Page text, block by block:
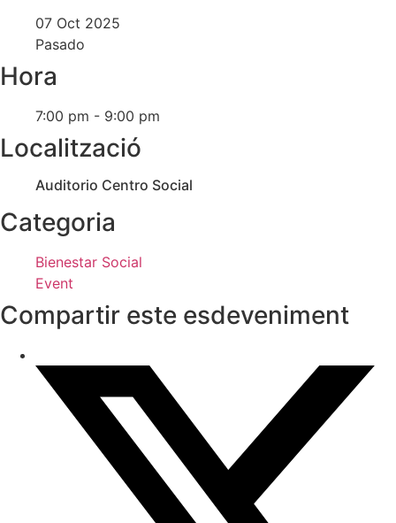
07 Oct 2025
Pasado
Hora
7:00 pm - 9:00 pm
Localització
Auditorio Centro Social
Categoria
Bienestar Social
Event
Compartir este esdeveniment